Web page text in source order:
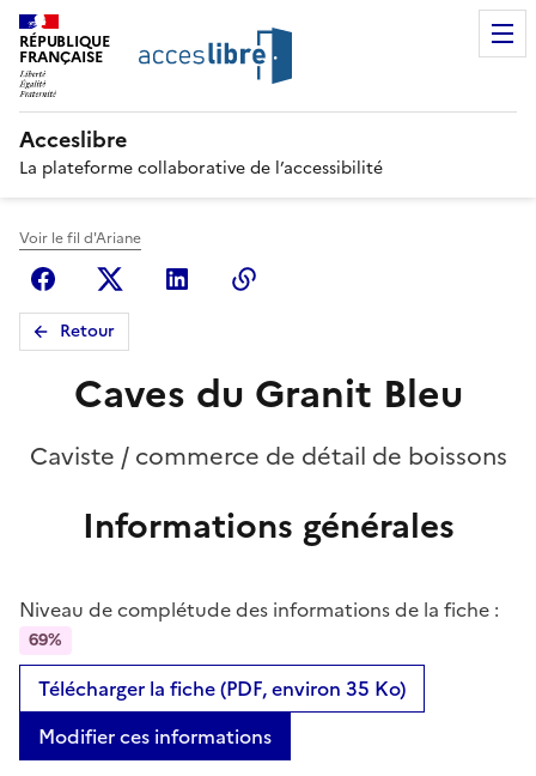
RÉPUBLIQUE
FRANÇAISE
Acceslibre
La plateforme collaborative de l’accessibilité
Voir le fil d'Ariane
FacebookX (anciennement Twitter)
Linkedin
Retour
Caves du Granit Bleu
Caviste / commerce de détail de boissons
Informations générales
Niveau de complétude des informations de la fiche :
69%
Télécharger la fiche (PDF, environ 35 Ko)
Modifier ces informations